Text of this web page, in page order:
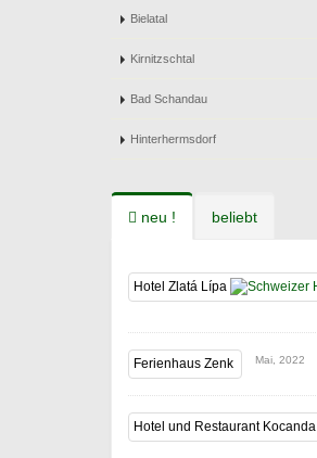
Bielatal
Kirnitzschtal
Bad Schandau
Hinterhermsdorf
neu ! beliebt
Hotel Zlatá Lípa
Ferienhaus Zenk Mai, 2022
Hotel und Restaurant Kocanda